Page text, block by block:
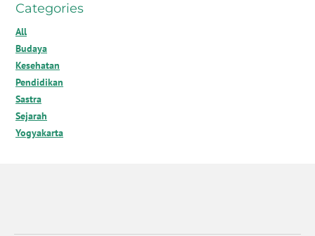
Categories
All
Budaya
Kesehatan
Pendidikan
Sastra
Sejarah
Yogyakarta